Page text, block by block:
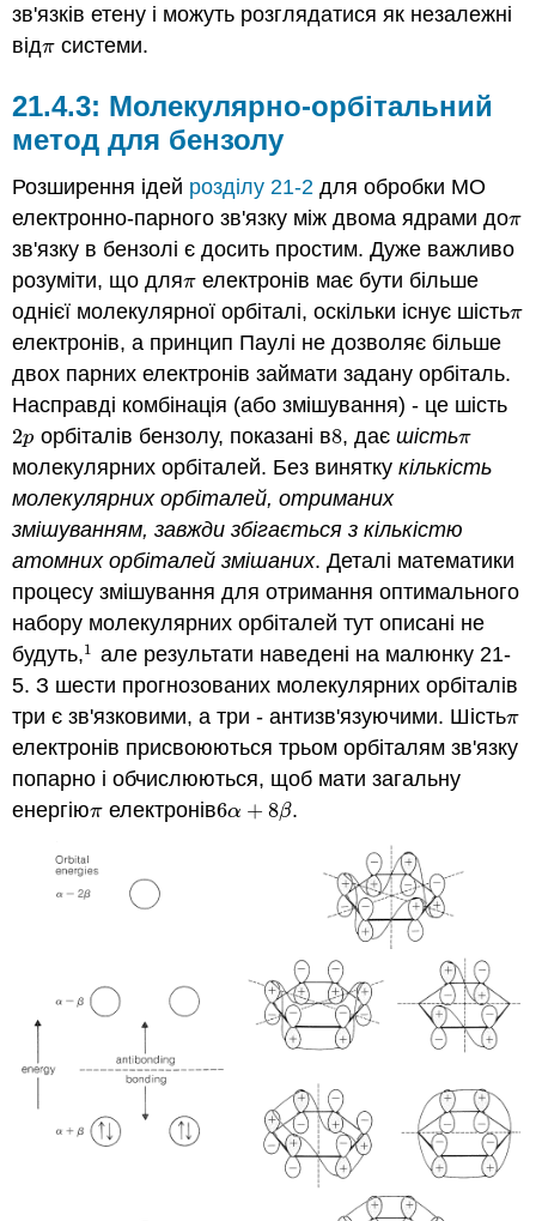
зв'язків етену і можуть розглядатися як незалежні
відπ
π системи.
Молекулярно-орбітальний
метод для бензолу
Розширення ідей розділу 21-2 для обробки МО
електронно-парного зв'язку між двома ядрами доπ
π
зв'язку в бензолі є досить простим. Дуже важливо
розуміти, що дляπ
π електронів має бути більше
однієї молекулярної орбіталі, оскільки існує шістьπ
π
електронів, а принцип Паулі не дозволяє більше
двох парних електронів займати задану орбіталь.
Насправді комбінація (або змішування) - це шість
2p
2p орбіталів бензолу, показані в8
8, даєшістьπ
π
молекулярних орбіталей. Без виняткукількість
молекулярних орбіталей, отриманих
змішуванням, завжди збігається з кількістю
атомних орбіталей змішаних. Деталі математики
процесу змішування для отримання оптимального
набору молекулярних орбіталей тут описані не
будуть,1
1 але результати наведені на малюнку 21-
5. З шести прогнозованих молекулярних орбіталів
три є зв'язковими, а три - антизв'язуючими. Шістьπ
π
електронів присвоюються трьом орбіталям зв'язку
попарно і обчислюються, щоб мати загальну
енергіюπ
π електронів6α + 8β
6α +8 β .